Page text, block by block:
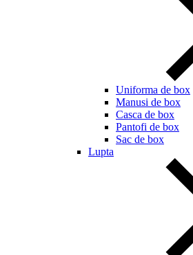
Uniforma de box
Manusi de box
Casca de box
Pantofi de box
Sac de box
Lupta